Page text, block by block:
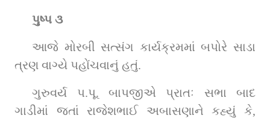
પુષ્પ ૩
આજે મોરબી સત્સંગ કાર્યક્રમમાં બપોરે સાડા
ત્રણ વાગ્યે પહોંચવાનું હતું.
ગુરુવર્ય પ.પૂ. બાપજીએ પ્રાતઃ સભા બાદ
ગાડીમાં જતાં રાજેશભાઈ અબાસણાને કહ્યું કે,